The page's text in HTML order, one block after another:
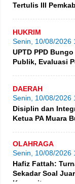
Tertulis III
HUKRIM
Senin, 10/08/2026
UPTD PPD
Publik, Evaluasi
DAERAH
Senin, 10/08/2026
Disiplin dan
Ketua PA Muara
OLAHRAGA
Senin, 10/08/2026
Hafiz Fattah:
Sekadar Soal